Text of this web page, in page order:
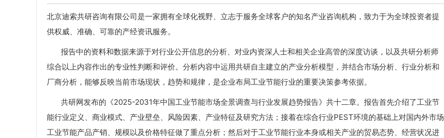
北京迪索共研咨询有限公司是一家拥有全球化视野、立志于服务全球客户的知名产业咨询机构，致力于为全球投资者提
供权威、准确、可靠的产经资讯服务。
报告中的资料和数据来源于对行业公开信息的分析、对业内资深人士和相关企业高管的深度访谈，以及共研分析师
综合以上内容作出的专业性判断和评价。分析内容中运用共研自主建立的产业分析模型，并结合市场分析、行业分析和
厂商分析，能够反映当前市场现状，趋势和规律，是企业布局工业节能行业的重要决策参考依据。
共研网发布的《2025-2031年中国工业节能市场全景调查与行业发展趋势报告》共十二章。报告首先介绍了工业节
能行业定义、商业模式、产业壁垒、风险因素、产业特征及研究方法；接着在综合行业PEST环境的基础上对国内外市场
工业节能产品产销、规模以及价格特征做了重点分析；然后对于工业节能行业本身或相关产业的贸易态势、经营状况进